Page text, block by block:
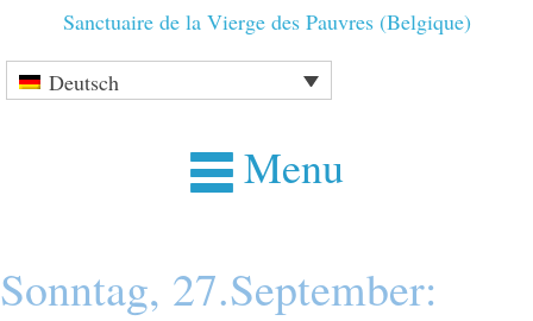
Sanctuaire de la Vierge des Pauvres (Belgique)
Deutsch
Menu
Sonntag, 27.September: